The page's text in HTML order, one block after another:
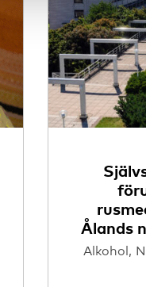
Ålands
Alkohol,